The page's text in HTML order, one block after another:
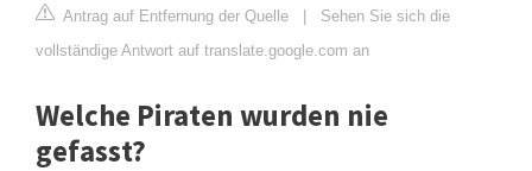
Antrag auf Entfernung der Quelle | Sehen Sie sich die
vollständige Antwort auf translate.google.com an
Welche Piraten wurden nie
gefasst?